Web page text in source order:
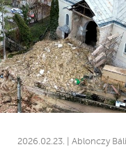
2026.02.23. | Ablonczy